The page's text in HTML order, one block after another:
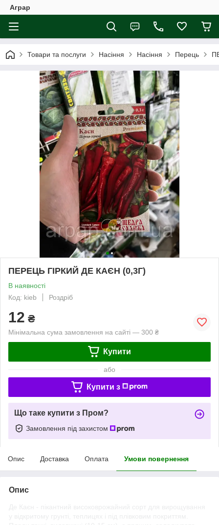
Аграр
Товари та послуги Насіння Насіння Перець
ПЕРЕЦЬ ГІРКИЙ ДЕ КАЄН (0,3Г)
В наявності
Код: kieb
Роздріб
12 ₴
Мінімальна сума замовлення на сайті — 300 ₴
Купити
або
Купити з
Що таке купити з Пром?
Замовлення під захистом
Опис Доставка Оплата Умови повернення
Опис